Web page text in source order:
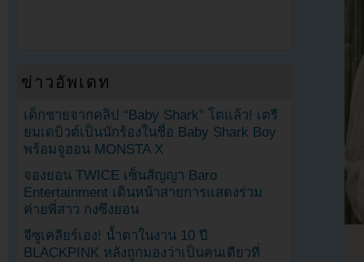
ข่าวอัพเดท
เด็กชายจากคลิป “Baby Shark” โตแล้ว! เตรี
ยมเดบิวต์เป็นนักร้องในชื่อ Baby Shark Boy
พร้อมจูฮอน MONSTA X
จองยอน TWICE เซ็นสัญญา Baro
Entertainment เดินหน้าสายการแสดงร่วม
ค่ายพี่สาว กงซึงยอน
จีซูเคลียร์เอง! น้ำตาในงาน 10 ปี
BLACKPINK หลังถูกมองว่าเป็นคนเดียวที่